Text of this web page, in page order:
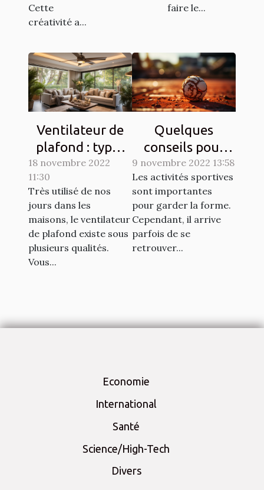
Cette
créativité a...
faire le...
Ventilateur de
plafond : types
et qualités
18 novembre 2022
11:30
Très utilisé de nos
jours dans les
maisons, le ventilateur
de plafond existe sous
plusieurs qualités.
Vous...
Quelques
conseils pour
lutter contre les
courbatures
engendrées par
le sport
9 novembre 2022 13:58
Les activités sportives
sont importantes
pour garder la forme.
Cependant, il arrive
parfois de se
retrouver...
Economie
International
Santé
Science/High-Tech
Divers